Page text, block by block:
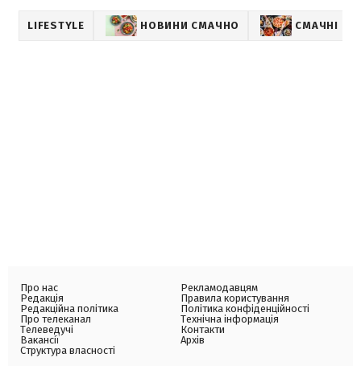
LIFESTYLE НОВИНИ СМАЧНО СМАЧНІ
Про нас
Редакція
Редакційна політика
Про телеканал
Телеведучі
Вакансії
Структура власності
Рекламодавцям
Правила користування
Політика конфіденційності
Технічна інформація
Контакти
Архів